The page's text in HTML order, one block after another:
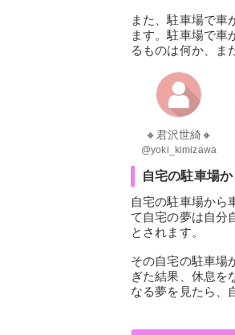
また、駐車場で車
ます。駐車場で車
るものは何か、ま
🔸君沢世綺🔸
@yoki_kimizawa
自宅の駐車場
自宅の駐車場から
て自宅の夢は自分
とされます。
その自宅の駐車場
ぎた結果、休息を
なる夢を見たら、